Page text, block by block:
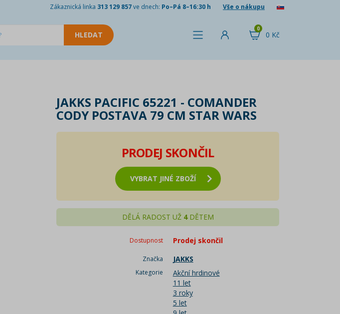
Zákaznická linka 313 129 857ve dnech: Po–Pá 8–16:30 h Vše o nákupu
0 Kč
0
JAKKS PACIFIC 65221 - COMANDER
CODY POSTAVA 79 CM STAR WARS
PRODEJ SKONČIL
VYBRAT JINÉ ZBOŽÍ
DĚLÁ RADOST UŽ 4DĚTEM
Dostupnost Prodej skončil
Značka JAKKS
Kategorie
Akční hrdinové
11 let
3 roky
5 let